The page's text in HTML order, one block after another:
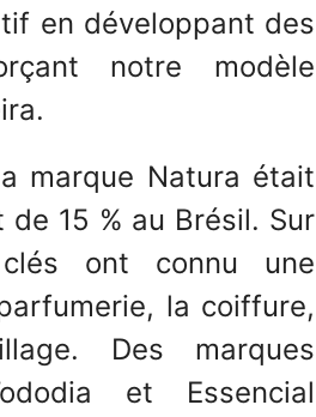
en développant des
notre modèle
marque Natura était
15 % au Brésil. Sur
ont connu une
la coiffure,
Des marques
et Essencial